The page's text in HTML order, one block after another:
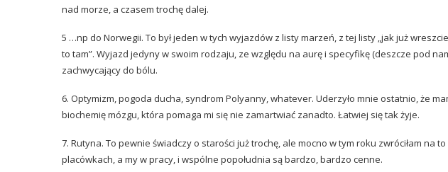
nad morze, a czasem trochę dalej.
5 …np do Norwegii. To był jeden w tych wyjazdów z listy marzeń, z tej listy „jak już
to tam”. Wyjazd jedyny w swoim rodzaju, ze względu na aurę i specyfikę (deszcze pod
zachwycający do bólu.
6. Optymizm, pogoda ducha, syndrom Polyanny, whatever. Uderzyło mnie ostatnio, że
biochemię mózgu, która pomaga mi się nie zamartwiać zanadto. Łatwiej się tak żyje.
7. Rutyna. To pewnie świadczy o starości już trochę, ale mocno w tym roku zwróciłam na
placówkach, a my w pracy, i wspólne popołudnia są bardzo, bardzo cenne.